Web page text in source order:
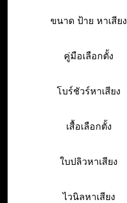
ขนาด ป้าย หาเสียง
คู่มือเลือกตั้ง
โบร์ชัวร์หาเสียง
เสื้อเลือกตั้ง
ใบปลิวหาเสียง
ไวนิลหาเสียง